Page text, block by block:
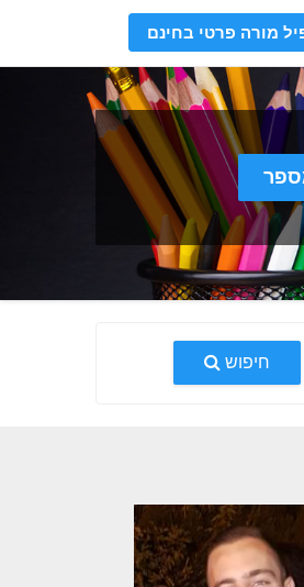
מורה פרטי בחינם
חיפוש